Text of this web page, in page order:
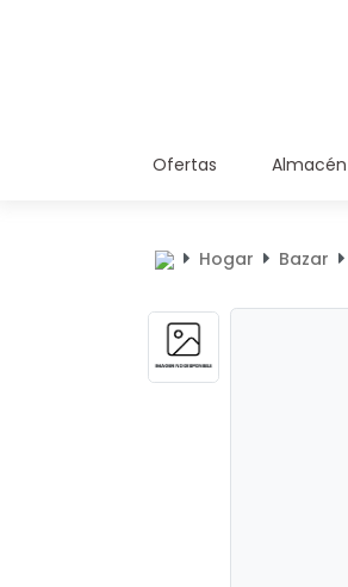
Ofertas Almacén
Hogar Bazar